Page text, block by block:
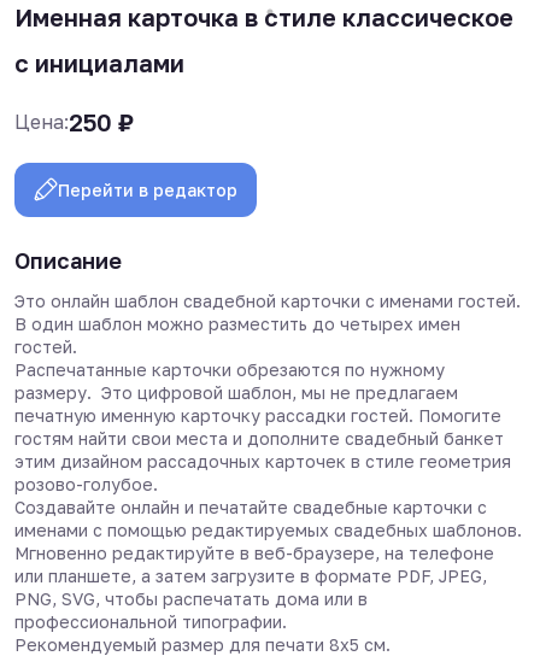
Именная карточка в стиле классическое
с инициалами
Цена:250 ₽
Перейти в редактор
Описание
Это онлайн шаблон свадебной карточки с именами гостей.
В один шаблон можно разместить до четырех имен
гостей.
Распечатанные карточки обрезаются по нужному
размеру. Это цифровой шаблон, мы не предлагаем
печатную именную карточку рассадки гостей. Помогите
гостям найти свои места и дополните свадебный банкет
этим дизайном рассадочных карточек в стиле геометрия
розово-голубое.
Создавайте онлайн и печатайте свадебные карточки с
именами с помощью редактируемых свадебных шаблонов.
Мгновенно редактируйте в веб-браузере, на телефоне
или планшете, а затем загрузите в формате PDF, JPEG,
PNG, SVG, чтобы распечатать дома или в
профессиональной типографии.
Рекомендуемый размер для печати 8х5 см.